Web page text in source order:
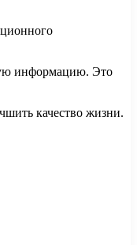
информацию. Это
качество жизни.